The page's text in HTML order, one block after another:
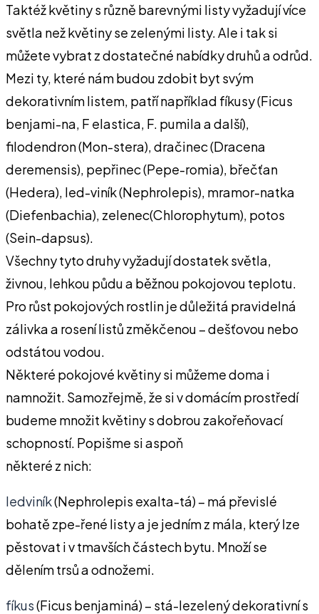
Taktéž květiny s různě barevnými listy vyžadují více
světla než květiny se zelenými listy. Ale i tak si
můžete vybrat z dostatečné nabídky druhů a odrůd.
Mezi ty, které nám budou zdobit byt svým
dekorativním listem, patří například fíkusy (Ficus
benjami-na, F elastica, F. pumila a další),
filodendron (Mon-stera), dračinec (Dracena
deremensis), pepřinec (Pepe-romia), břečťan
(Hedera), led-viník (Nephrolepis), mramor-natka
(Diefenbachia), zelenec(Chlorophytum), potos
(Sein-dapsus).
Všechny tyto druhy vyžadují dostatek světla,
živnou, lehkou půdu a běžnou pokojovou teplotu.
Pro růst pokojových rostlin je důležitá pravidelná
zálivka a rosení listů změkčenou – dešťovou nebo
odstátou vodou.
Některé pokojové květiny si můžeme doma i
namnožit. Samozřejmě, že si v domácím prostředí
budeme množit květiny s dobrou zakořeňovací
schopností. Popišme si aspoň
některé z nich:
ledviník(Nephrolepis exalta-tá) – má převislé
bohatě zpe-řené listy a je jedním z mála, který lze
pěstovat i v tmavších částech bytu. Množí se
dělením trsů a odnožemi.
fíkus(Ficus benjaminá) – stá-lezelený dekorativní s